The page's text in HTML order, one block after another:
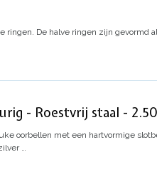
ringen. De halve ringen zijn gevormd
- Roestvrij staal -
oorbellen met een hartvormige
…